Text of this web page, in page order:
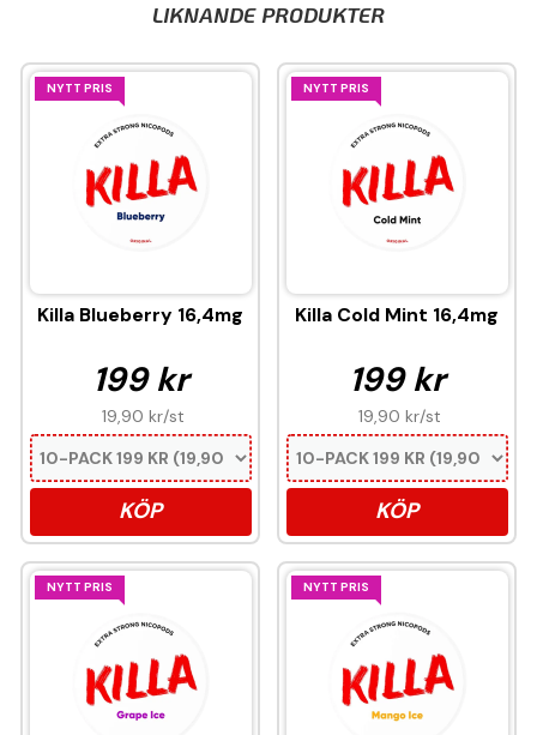
LIKNANDE PRODUKTER
NYTT PRIS
Killa Blueberry 16,4mg
199 kr
19,90 kr/st
KÖP
NYTT PRIS
Killa Cold Mint 16,4mg
199 kr
19,90 kr/st
KÖP
NYTT PRIS NYTT PRIS